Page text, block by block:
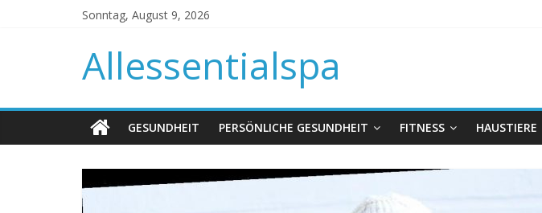
Sonntag, August 9, 2026
Allessentialspa
GESUNDHEIT PERSÖNLICHE GESUNDHEIT FITNESS HAUSTIERE